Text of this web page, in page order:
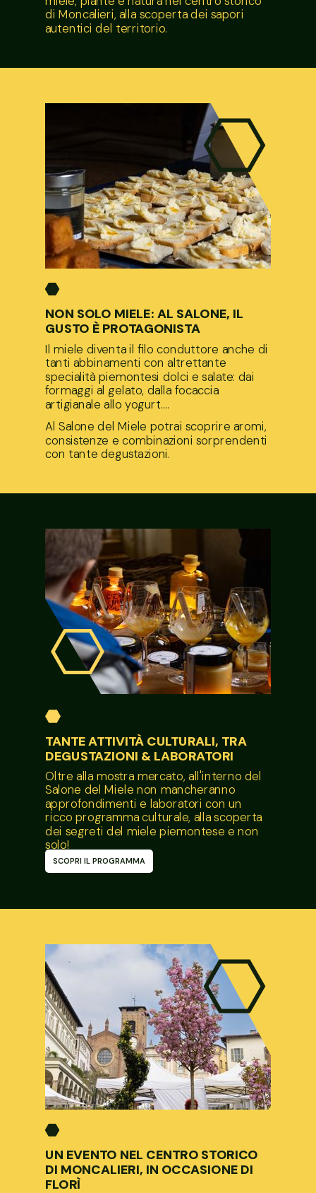
TANTE ATTIVITÀ CULTURALI, TRA
DEGUSTAZIONI & LABORATORI
Oltre alla mostra mercato, all'interno del
Salone del Miele non mancheranno
approfondimenti e laboratori con un
ricco programma culturale, alla scoperta
dei segreti del miele piemontese e non
solo!
di Moncalieri, alla scoperta dei sapori
autentici del territorio.
NON SOLO MIELE: AL SALONE, IL
GUSTO È PROTAGONISTA
Il miele diventa il filo conduttore anche di
tanti abbinamenti con altrettante
specialità piemontesi dolci e salate: dai
formaggi al gelato, dalla focaccia
artigianale allo yogurt....
Al Salone del Miele potrai scoprire aromi,
consistenze e combinazioni sorprendenti
con tante degustazioni.
UN EVENTO NEL CENTRO STORICO
DI MONCALIERI, IN OCCASIONE DI
FLORÌ
SCOPRI IL PROGRAMMA